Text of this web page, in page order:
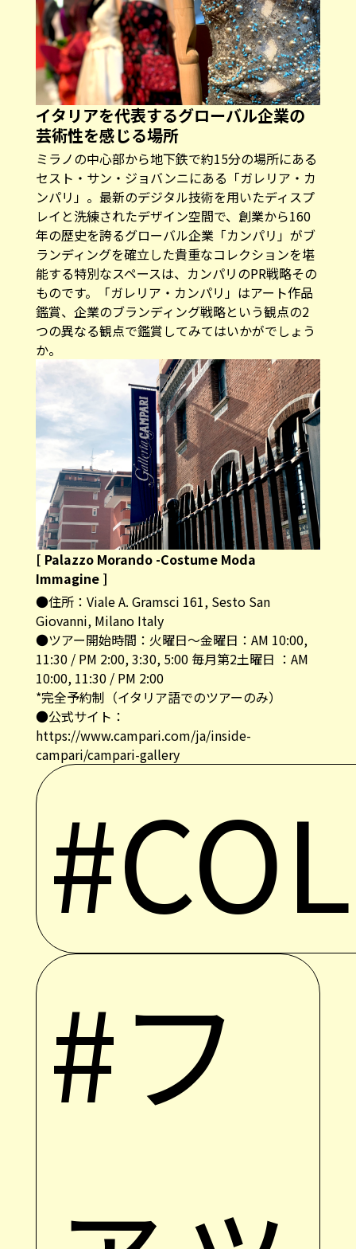
イタリアを代表するグローバル企業の
芸術性を感じる場所
ミラノの中心部から地下鉄で約15分の場所にある
セスト・サン・ジョバンニにある「ガレリア・カ
ンパリ」。最新のデジタル技術を用いたディスプ
レイと洗練されたデザイン空間で、創業から160
年の歴史を誇るグローバル企業「カンパリ」がブ
ランディングを確立した貴重なコレクションを堪
能する特別なスペースは、カンパリのPR戦略その
ものです。「ガレリア・カンパリ」はアート作品
鑑賞、企業のブランディング戦略という観点の2
つの異なる観点で鑑賞してみてはいかがでしょう
か。
[ Palazzo Morando -Costume Moda
Immagine ]
●住所：Viale A. Gramsci 161, Sesto San
Giovanni, Milano Italy
●ツアー開始時間：火曜日～金曜日：AM 10:00,
11:30 / PM 2:00, 3:30, 5:00 毎月第2土曜日 ：AM
10:00, 11:30 / PM 2:00
*完全予約制（イタリア語でのツアーのみ）
●公式サイト：
https://www.campari.com/ja/inside-
campari/campari-gallery
#フ